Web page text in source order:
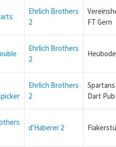
Ehrlich Brothers
2
FT Gern
Ehrlich Brothers
2
Ehrlich Brothers
2
Spartans
Dart Pub
d'Haberer 2